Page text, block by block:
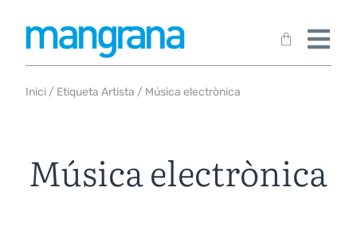
Inici / Etiqueta Artista / Música electrònica
Música electrònica